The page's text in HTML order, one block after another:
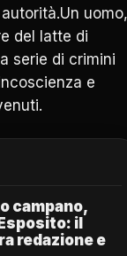
uomo,
del latte di
serie di crimini
e
campano,
il
redazione e